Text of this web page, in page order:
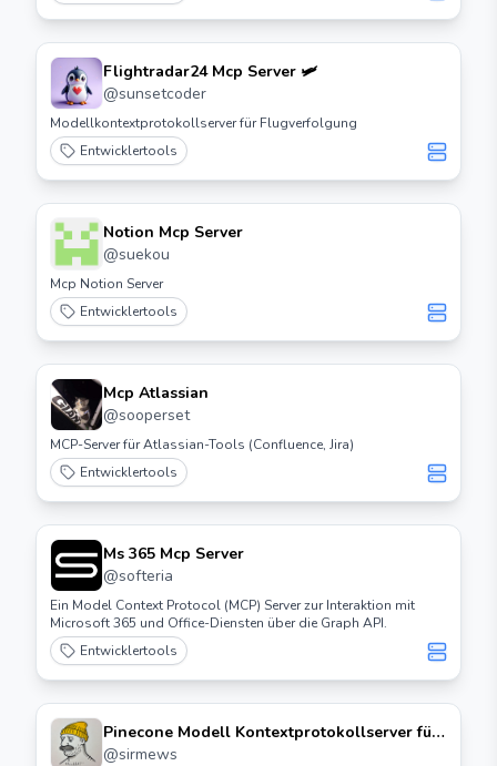
Flightradar24 Mcp Server 🛩️
@sunsetcoder
Modellkontextprotokollserver für Flugverfolgung
Entwicklertools
Notion Mcp Server
@suekou
Mcp Notion Server
Entwicklertools
Mcp Atlassian
@sooperset
MCP-Server für Atlassian-Tools (Confluence, Jira)
Entwicklertools
Ms 365 Mcp Server
@softeria
Ein Model Context Protocol (MCP) Server zur Interaktion mit
Microsoft 365 und Office-Diensten über die Graph API.
Entwicklertools
Pinecone Modell Kontextprotokollserver für
Claude Desktop.
@sirmews